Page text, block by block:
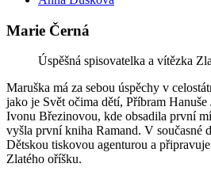
Marie Černá
Úspěšná spisovatelka a vítězka
Maruška má za sebou úspěchy v
jako je Svět očima dětí, Příbram
Ivonu Březinovou, kde obsadila první
vyšla první kniha Ramand. V současné
Dětskou tiskovou agenturou a
Zlatého oříšku.